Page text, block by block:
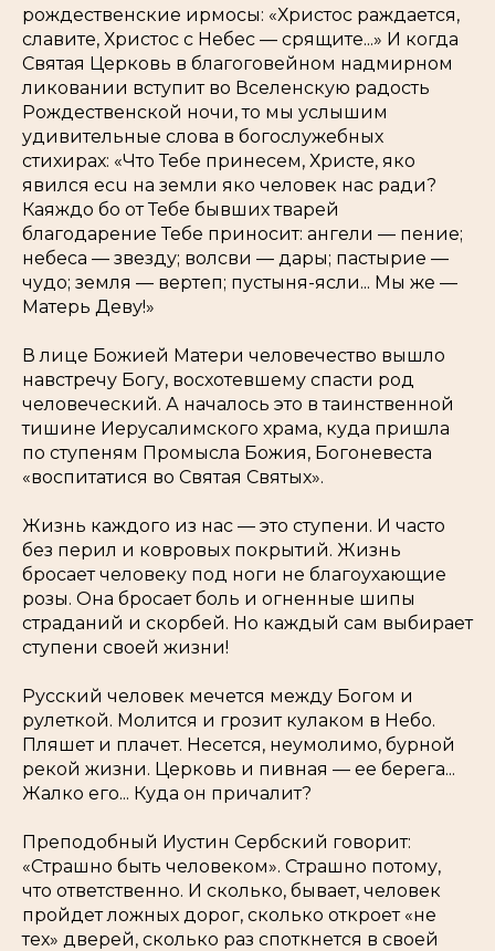
рождественские ирмосы: «Христос раждается,
славите, Христос с Небес — срящите...» И когда
Святая Церковь в благоговейном надмирном
ликовании вступит во Вселенскую радость
Рождественской ночи, то мы услышим
удивительные слова в богослужебных
стихирах: «Что Тебе принесем, Христе, яко
явился ecu на земли яко человек нас ради?
Каяждо бо от Тебе бывших тварей
благодарение Тебе приносит: ангели — пение;
небеса — звезду; волсви — дары; пастырие —
чудо; земля — вертеп; пустыня-ясли... Мы же —
Матерь Деву!»
В лице Божией Матери человечество вышло
навстречу Богу, восхотевшему спасти род
человеческий. А началось это в таинственной
тишине Иерусалимского храма, куда пришла
по ступеням Промысла Божия, Богоневеста
«воспитатися во Святая Святых».
Жизнь каждого из нас — это ступени. И часто
без перил и ковровых покрытий. Жизнь
бросает человеку под ноги не благоухающие
розы. Она бросает боль и огненные шипы
страданий и скорбей. Но каждый сам выбирает
ступени своей жизни!
Русский человек мечется между Богом и
рулеткой. Молится и грозит кулаком в Небо.
Пляшет и плачет. Несется, неумолимо, бурной
рекой жизни. Церковь и пивная — ее берега...
Жалко его... Куда он причалит?
Преподобный Иустин Сербский говорит:
«Страшно быть человеком». Страшно потому,
что ответственно. И сколько, бывает, человек
пройдет ложных дорог, сколько откроет «не
тех» дверей, сколько раз споткнется в своей